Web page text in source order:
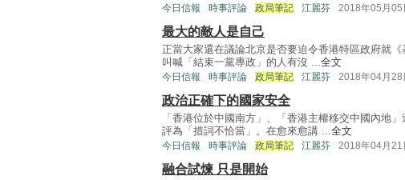
今日信報 時事評論 政局筆記 江麗芬 2018年05月05
最大的敵人是自己
正當大家還在議論北京是否要迫令香港特區政府就
叫喊「結束一黨專政」的人有沒 ...全文
今日信報 時事評論 政局筆記 江麗芬 2018年04月28
政治正確下的國家安全
「香港位於中國南方」、「香港主權移交中國內地
評為「措詞不恰當」。在愈來愈講 ...全文
今日信報 時事評論 政局筆記 江麗芬 2018年04月21
融合試煉 只是開始